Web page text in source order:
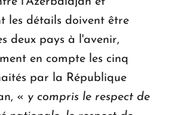
les détails doivent être
deux pays à l'avenir,
en compte les cinq
par la République
« y compris le respect de